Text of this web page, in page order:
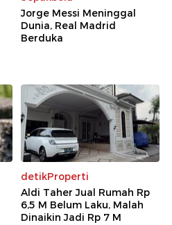
Jorge Messi Meninggal
Dunia, Real Madrid
Berduka
detikProperti
Aldi Taher Jual Rumah Rp
6,5 M Belum Laku, Malah
Dinaikin Jadi Rp 7 M